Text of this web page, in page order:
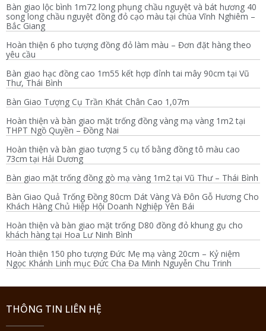
Bàn giao lộc bình 1m72 long phụng chầu nguyệt và bát hương 40
song long chầu nguyệt đồng đỏ cạo màu tại chùa Vĩnh Nghiêm –
Bắc Giang
Hoàn thiện 6 pho tượng đồng đỏ làm màu – Đơn đặt hàng theo
yêu cầu
Bàn giao hạc đồng cao 1m55 kết hợp đỉnh tai mây 90cm tại Vũ
Thư, Thái Bình
Bàn Giao Tượng Cụ Trần Khát Chân Cao 1,07m
Hoàn thiện và bàn giao mặt trống đồng vàng mạ vàng 1m2 tại
THPT Ngồ Quyền – Đồng Nai
Hoàn thiện và bàn giao tượng 5 cụ tổ bằng đồng tô màu cao
73cm tại Hải Dương
Bàn giao mặt trống đồng gò mạ vàng 1m2 tại Vũ Thư – Thái Bình
Bàn Giao Quả Trống Đồng 80cm Dát Vàng Và Đôn Gỗ Hương Cho
Khách Hàng Chủ Hiệp Hội Doanh Nghiệp Yên Bái
Hoàn thiện và bàn giao mặt trống D80 đồng đỏ khung gụ cho
khách hàng tại Hoa Lư Ninh Bình
Hoàn thiện 150 pho tượng Đức Mẹ mạ vàng 20cm – Kỷ niệm
Ngọc Khánh Linh mục Đức Cha Đa Minh Nguyễn Chu Trinh
THÔNG TIN LIÊN HỆ